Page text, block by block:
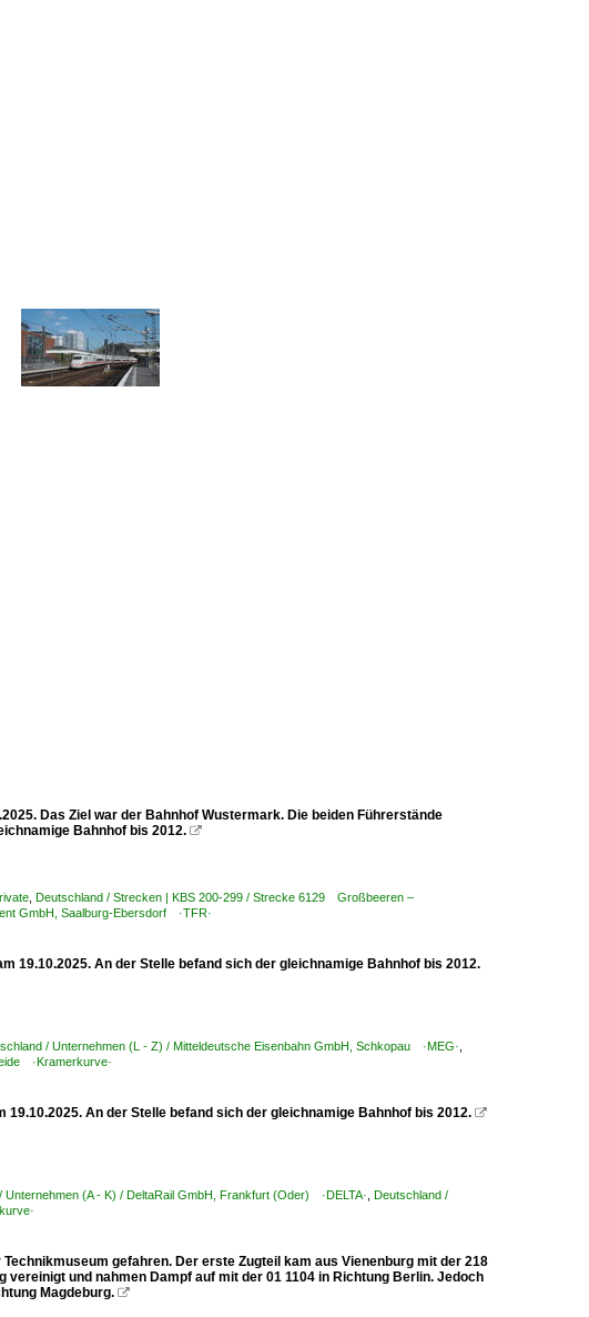
Das Ziel war der Bahnhof Wustermark. Die beiden Führerstände
Bahnhof bis 2012. 
Deutschland / Strecken | KBS 200-299 / Strecke 6129 Großbeeren –
GmbH, Saalburg-Ebersdorf ·TFR·
19.10.2025. An der Stelle befand sich der gleichnamige Bahnhof bis 2012.
/ Unternehmen (L - Z) / Mitteldeutsche Eisenbahn GmbH, Schkopau ·MEG·
·Kramerkurve·
An der Stelle befand sich der gleichnamige Bahnhof bis 2012. 
Unternehmen (A - K) / DeltaRail GmbH, Frankfurt (Oder) ·DELTA· Deutschland /
gefahren. Der erste Zugteil kam aus Vienenburg mit der 218
und nahmen Dampf auf mit der 01 1104 in Richtung Berlin. Jedoch
Magdeburg. 